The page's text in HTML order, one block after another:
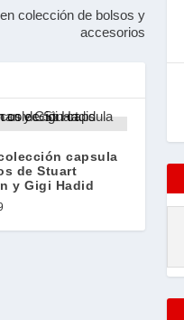
colección de bolsos y
accesorios
capsula
de Stuart
y Gigi Hadid